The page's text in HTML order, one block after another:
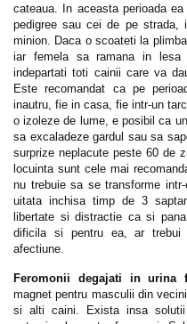
cateaua. In aceasta perioada
pedigree sau cei de pe
minion. Daca o scoateti la
iar femela sa ramana in
indepartati toti cainii care va
Este recomandat ca pe
inautru, fie in casa, fie intr-un
o izoleze de lume, e posibil ca
sa excaladeze gardul sau sa
surprize neplacute peste 60 de
locuinta sunt cele mai
nu trebuie sa se transforme
uitata inchisa timp de 3
libertate si distractie ca si
dificila si pentru ea, ar
afectiune.
Feromonii degajati in urina
magnet pentru masculii din
si alti caini. Exista insa solutii